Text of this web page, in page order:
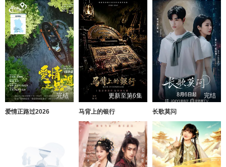
完结
爱情正路过2026
更新至第6集
马背上的银行
完结
长歌莫问